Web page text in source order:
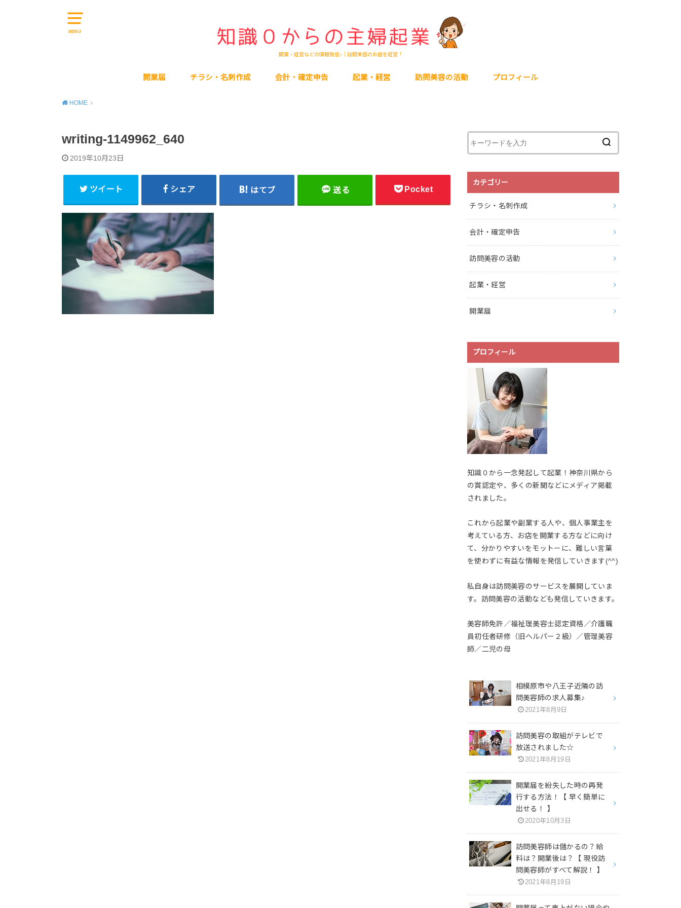
MENU
開業・経営などの情報発信♪｜訪問美容のお店を経営！
開業届 チラシ・名刺作成 会計・確定申告 起業・経営 訪問美容の活動 プロフィール
HOME
writing-1149962_640
2019年10月23日
ツイート シェア はてブ 送る Pocket
カテゴリー
チラシ・名刺作成
会計・確定申告
訪問美容の活動
起業・経営
開業届
プロフィール
知識０から一念発起して起業！神奈川県から
の賞認定や、多くの新聞などにメディア掲載
されました。
これから起業や副業する人や、個人事業主を
考えている方、お店を開業する方などに向け
て、分かりやすいをモットーに、難しい言葉
を使わずに有益な情報を発信していきます(^^)
私自身は訪問美容のサービスを展開していま
す。訪問美容の活動なども発信していきます。
美容師免許／福祉理美容士認定資格／介護職
員初任者研修（旧ヘルパー２級）／管理美容
師／二児の母
相模原市や八王子近隣の訪
問美容師の求人募集♪
2021年8月9日
訪問美容の取組がテレビで
放送されました☆
2021年8月19日
開業届を紛失した時の再発
行する方法！【 早く簡単に
出せる！ 】
2020年10月3日
訪問美容師は儲かるの？給
料は？開業後は？【 現役訪
問美容師がすべて解説！ 】
2021年8月19日